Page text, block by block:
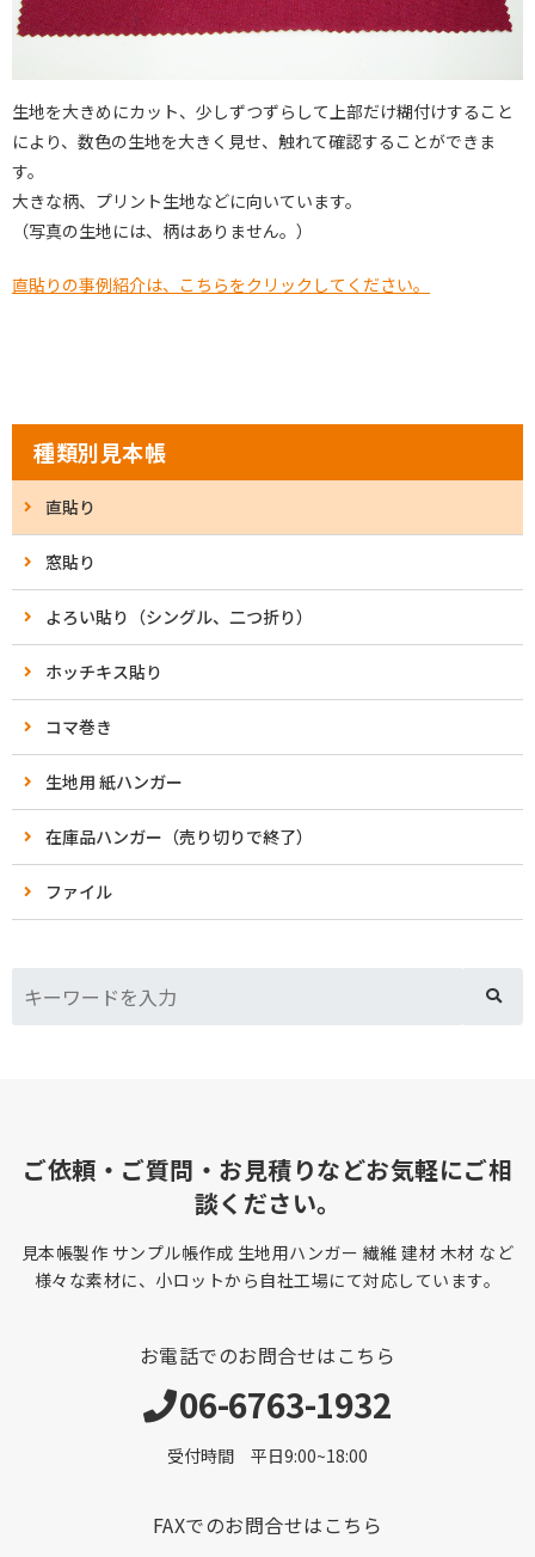
生地を大きめにカット、少しずつずらして上部だけ糊付けすること
により、数色の生地を大きく見せ、触れて確認することができま
す。
大きな柄、プリント生地などに向いています。
（写真の生地には、柄はありません。）
直貼りの事例紹介は、こちらをクリックしてください。
種類別見本帳
直貼り
窓貼り
よろい貼り（シングル、二つ折り）
ホッチキス貼り
コマ巻き
生地用 紙ハンガー
在庫品ハンガー（売り切りで終了）
ファイル
ご依頼・ご質問・お見積りなどお気軽にご相
談ください。
見本帳製作 サンプル帳作成 生地用ハンガー 繊維 建材 木材 など
様々な素材に、小ロットから自社工場にて対応しています。
お電話でのお問合せはこちら
06-6763-1932
受付時間 平日9:00~18:00
FAXでのお問合せはこちら